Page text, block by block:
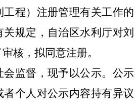
程）注册管理有关工作的
关规定，自治区水利厅对刘
核，拟同意注册。
监督，现予以公示。 公示
个人对公示内容持有异议